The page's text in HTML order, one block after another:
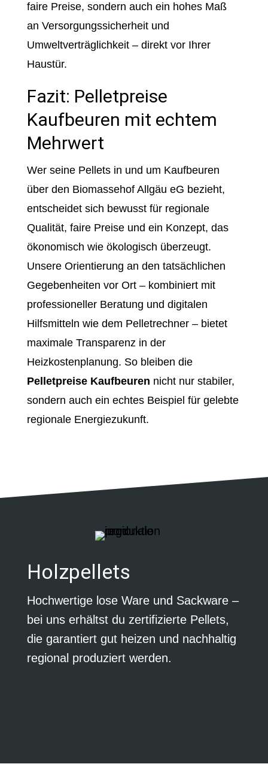
faire Preise, sondern auch ein hohes Maß
an Versorgungssicherheit und
Umweltverträglichkeit – direkt vor Ihrer
Haustür.
Fazit: Pelletpreise
Kaufbeuren mit echtem
Mehrwert
Wer seine Pellets in und um Kaufbeuren
über den Biomassehof Allgäu eG bezieht,
entscheidet sich bewusst für regionale
Qualität, faire Preise und ein Konzept, das
ökonomisch wie ökologisch überzeugt.
Unsere Orientierung an den tatsächlichen
Gegebenheiten vor Ort – kombiniert mit
professioneller Beratung und digitalen
Hilfsmitteln wie dem Pelletrechner – bietet
maximale Transparenz in der
Heizkostenplanung. So bleiben die
Pelletpreise Kaufbeuren nicht nur stabiler,
sondern auch ein echtes Beispiel für gelebte
regionale Energiezukunft.
Holzpellets
Hochwertige lose Ware und Sackware –
bei uns erhältst du zertifizierte Pellets,
die garantiert gut heizen und nachhaltig
regional produziert werden.